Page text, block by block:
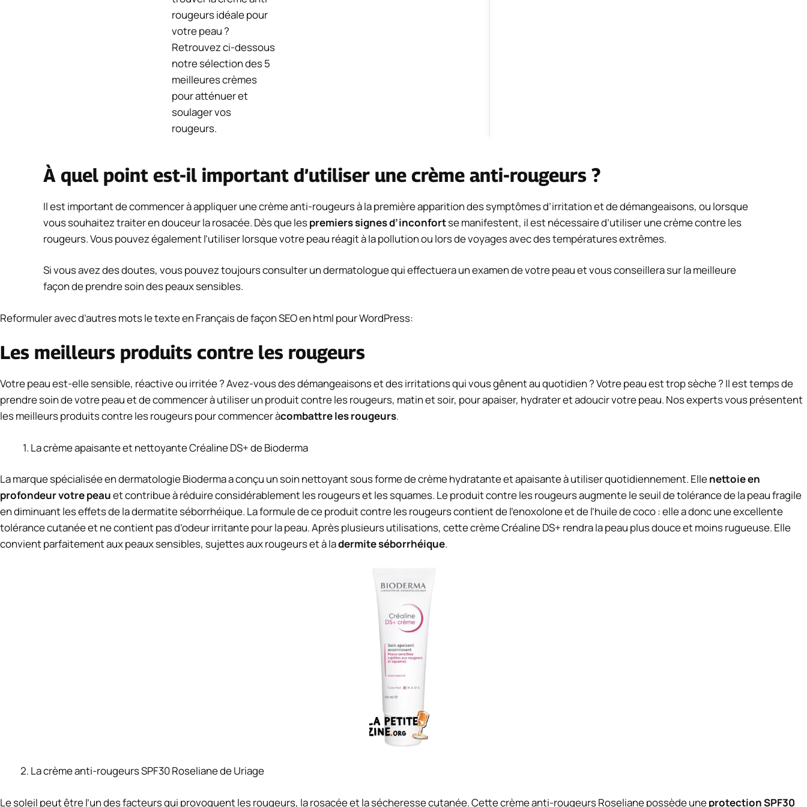
rougeurs idéale pour
votre peau ?
Retrouvez ci-dessous
notre sélection des 5
meilleures crèmes
pour atténuer et
soulager vos
rougeurs.
À quel point est-il important d’utiliser une crème anti-rougeurs ?
Il est important de commencer à appliquer une crème anti-rougeurs à la première apparition des symptômes d’irritation et de démangeaisons, ou lorsque
vous souhaitez traiter en douceur la rosacée. Dès que lespremiers signes d’inconfortse manifestent, il est nécessaire d’utiliser une crème contre les
rougeurs. Vous pouvez également l’utiliser lorsque votre peau réagit à la pollution ou lors de voyages avec des températures extrêmes.
Si vous avez des doutes, vous pouvez toujours consulter un dermatologue qui effectuera un examen de votre peau et vous conseillera sur la meilleure
façon de prendre soin des peaux sensibles.
Reformuler avec d’autres mots le texte en Français de façon SEO en html pour WordPress:
Les meilleurs produits contre les rougeurs
Votre peau est-elle sensible, réactive ou irritée ? Avez-vous des démangeaisons et des irritations qui vous gênent au quotidien ? Votre peau est trop sèche ? Il est temps de
prendre soin de votre peau et de commencer à utiliser un produit contre les rougeurs, matin et soir, pour apaiser, hydrater et adoucir votre peau. Nos experts vous présentent
les meilleurs produits contre les rougeurs pour commencer àcombattre les rougeurs.
La crème apaisante et nettoyante Créaline DS+ de Bioderma
La marque spécialisée en dermatologie Bioderma a conçu un soin nettoyant sous forme de crème hydratante et apaisante à utiliser quotidiennement. Ellenettoie en
profondeur votre peauet contribue à réduire considérablement les rougeurs et les squames. Le produit contre les rougeurs augmente le seuil de tolérance de la peau fragile
en diminuant les effets de la dermatite séborrhéique. La formule de ce produit contre les rougeurs contient de l’enoxolone et de l’huile de coco : elle a donc une excellente
tolérance cutanée et ne contient pas d’odeur irritante pour la peau. Après plusieurs utilisations, cette crème Créaline DS+ rendra la peau plus douce et moins rugueuse. Elle
convient parfaitement aux peaux sensibles, sujettes aux rougeurs et à ladermite séborrhéique.
La crème anti-rougeurs SPF30 Roseliane de Uriage
Le soleil peut être l’un des facteurs qui provoquent les rougeurs, la rosacée et la sécheresse cutanée. Cette crème anti-rougeurs Roseliane possède uneprotection SPF30